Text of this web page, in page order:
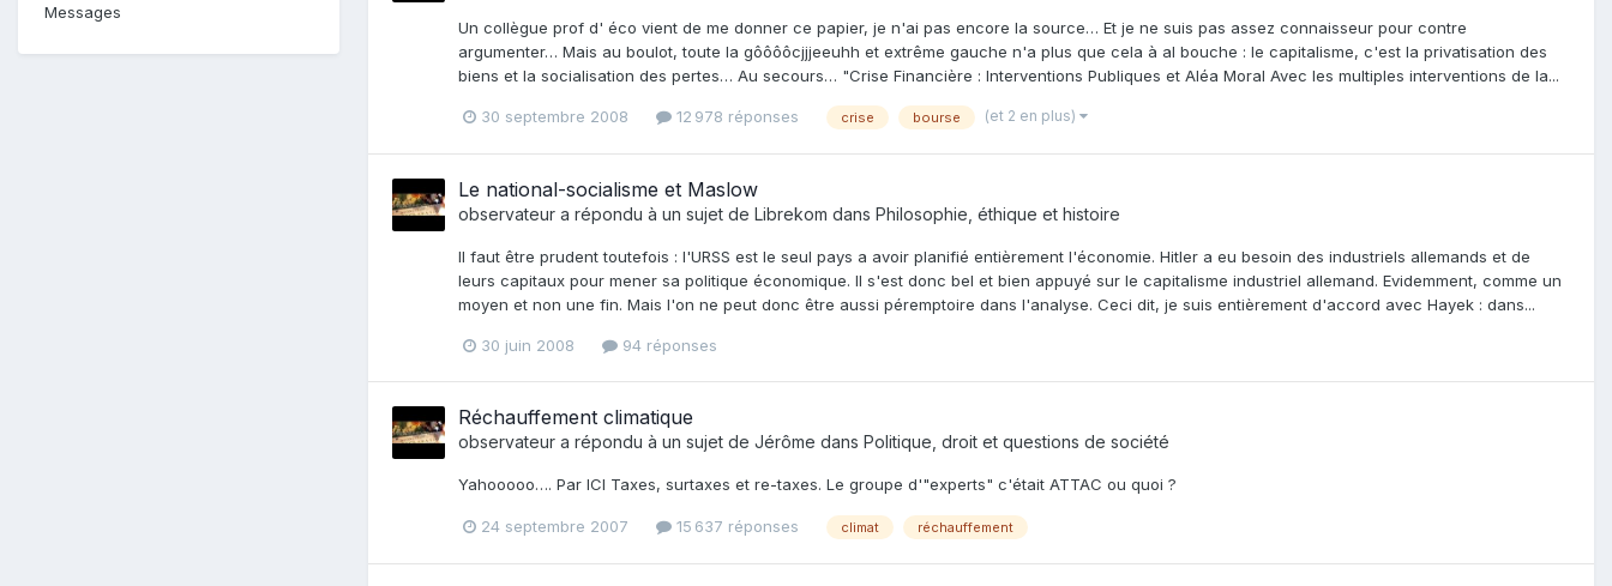
Messages
Un collègue prof d' éco vient de me donner ce papier, je n'ai pas encore la source… Et je ne suis pas assez connaisseur pour contre
argumenter… Mais au boulot, toute la gôôôôcjjjeeuhh et extrême gauche n'a plus que cela à al bouche : le capitalisme, c'est la privatisation des
biens et la socialisation des pertes… Au secours… "Crise Financière : Interventions Publiques et Aléa Moral Avec les multiples interventions de la...
30 septembre 2008 12 978 réponses crise bourse (et 2 en plus)
Le national-socialisme et Maslow
observateur a répondu à un sujet de Librekom dans Philosophie, éthique et histoire
Il faut être prudent toutefois : l'URSS est le seul pays a avoir planifié entièrement l'économie. Hitler a eu besoin des industriels allemands et de
leurs capitaux pour mener sa politique économique. Il s'est donc bel et bien appuyé sur le capitalisme industriel allemand. Evidemment, comme un
moyen et non une fin. Mais l'on ne peut donc être aussi péremptoire dans l'analyse. Ceci dit, je suis entièrement d'accord avec Hayek : dans...
30 juin 2008 94 réponses
Réchauffement climatique
observateur a répondu à un sujet de Jérôme dans Politique, droit et questions de société
Yahooooo…. Par ICI Taxes, surtaxes et re-taxes. Le groupe d'"experts" c'était ATTAC ou quoi ?
24 septembre 2007 15 637 réponses climat réchauffement